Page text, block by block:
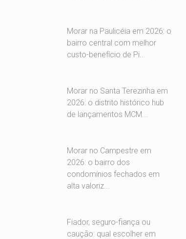
Morar na Paulicéia em 2026: o
bairro central com melhor
custo-benefício de Pi...
Morar no Santa Terezinha em
2026: o distrito histórico hub
de lançamentos MCM...
Morar no Campestre em
2026: o bairro dos
condomínios fechados em
alta valoriz...
Fiador, seguro-fiança ou
caução: qual escolher em